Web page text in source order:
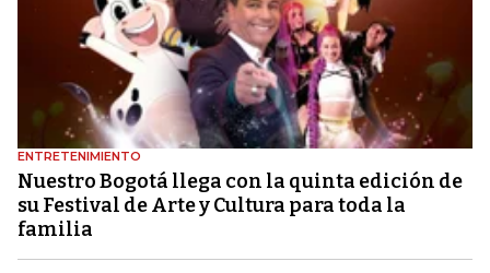
ENTRETENIMIENTO
Nuestro Bogotá llega con la quinta edición de
su Festival de Arte y Cultura para toda la
familia